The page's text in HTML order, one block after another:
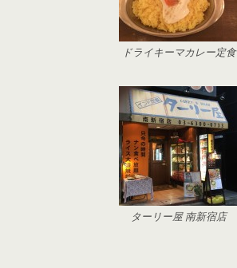
ドライキーマカレー定食
ターリー屋 南新宿店